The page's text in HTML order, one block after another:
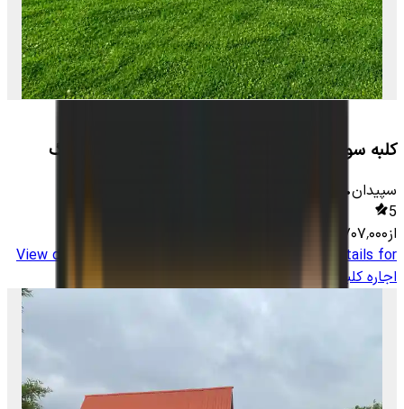
کلبه سوئیسی با استخر روباز آبسرد در روستای جورگ
سپیدان•
5
از۴٬۷۰۷٬۰۰۰
View details for
View details for
اجاره کلبه سوئیسی در جورگ